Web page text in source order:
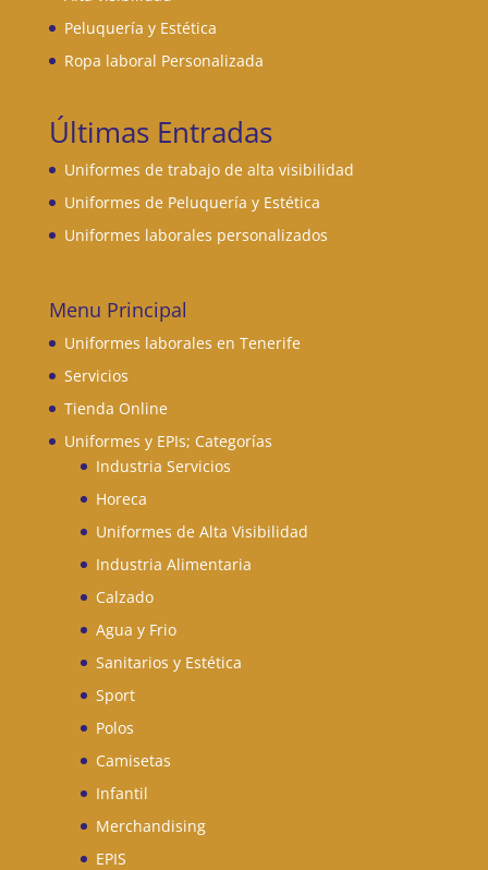
Peluquería y Estética
Ropa laboral Personalizada
Últimas Entradas
Uniformes de trabajo de alta visibilidad
Uniformes de Peluquería y Estética
Uniformes laborales personalizados
Menu Principal
Uniformes laborales en Tenerife
Servicios
Tienda Online
Uniformes y EPIs; Categorías
Industria Servicios
Horeca
Uniformes de Alta Visibilidad
Industria Alimentaria
Calzado
Agua y Frio
Sanitarios y Estética
Sport
Polos
Camisetas
Infantil
Merchandising
EPIS